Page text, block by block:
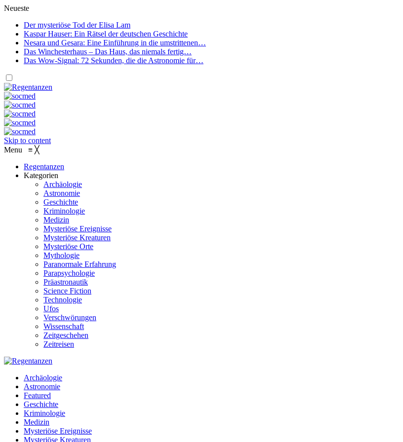
Neueste
Der mysteriöse Tod der Elisa Lam
Kaspar Hauser: Ein Rätsel der deutschen Geschichte
Nesara und Gesara: Eine Einführung in die umstrittenen…
Das Winchesterhaus – Das Haus, das niemals fertig…
Das Wow-Signal: 72 Sekunden, die die Astronomie für…
Skip to content
Menu ≡ ╳
Regentanzen
Kategorien
Archäologie
Astronomie
Geschichte
Kriminologie
Medizin
Mysteriöse Ereignisse
Mysteriöse Kreaturen
Mysteriöse Orte
Mythologie
Paranormale Erfahrung
Parapsychologie
Präastronautik
Science Fiction
Technologie
Ufos
Verschwörungen
Wissenschaft
Zeitgeschehen
Zeitreisen
Archäologie
Astronomie
Featured
Geschichte
Kriminologie
Medizin
Mysteriöse Ereignisse
Mysteriöse Kreaturen